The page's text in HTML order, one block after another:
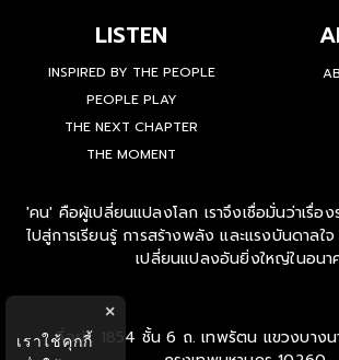
LISTEN
INSPIRED BY THE PEOPLE
PEOPLE PLAY
THE NEXT CHAPTER
THE MOMENT
'คน' คือผู้เปลี่ยนแปลงโลก เราจึงเชื่อมั่นว่าเรื่อ
ไปสู่การเรียนรู้ การสร้างพลัง และแรงบันดาลใ
เปลี่ยนแปลงอันยิ่งใหญ่ในอน
ที่อยู่ : 1854 ชั้น 6 ถ. เทพรัตน แขวงบางน
×
เราใช้คุกกี้